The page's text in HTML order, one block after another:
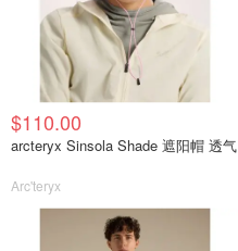
$110.00
arcteryx Sinsola Shade 遮阳帽 透气
Arc'teryx